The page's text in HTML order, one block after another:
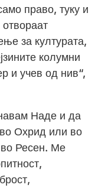
право, туку и
за културата,
колумни
и учев од нив“,
Наде и да
Охрид или во
во Ресен. Ме